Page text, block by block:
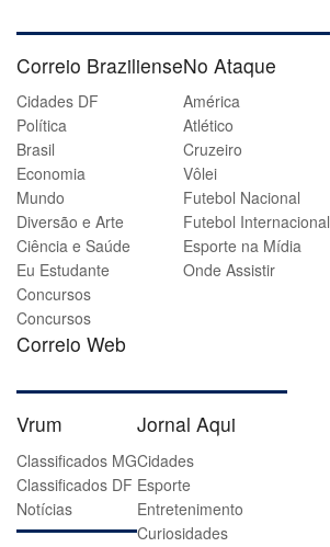
Correio Braziliense
Cidades DF
Política
Brasil
Economia
Mundo
Diversão e Arte
Ciência e Saúde
Eu Estudante
Concursos
Concursos
Correio Web
No Ataque
América
Atlético
Cruzeiro
Vôlei
Futebol Nacional
Futebol Internacional
Esporte na Mídia
Onde Assistir
Vrum
Classificados MG
Classificados DF
Notícias
Jornal Aqui
Cidades
Esporte
Entretenimento
Curiosidades